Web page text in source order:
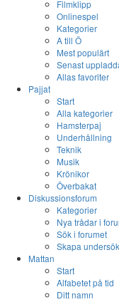
Filmklipp
Onlinespel
Kategorier
A till Ö
Mest populärt
Senast
Allas favoriter
Pajjat
Start
Alla kategorier
Hamsterpaj
Underhållning
Teknik
Musik
Krönikor
Överbakat
Diskussionsforum
Kategorier
Nya trådar i
Sök i forumet
Skapa
Mattan
Start
Alfabetet på tid
Ditt namn